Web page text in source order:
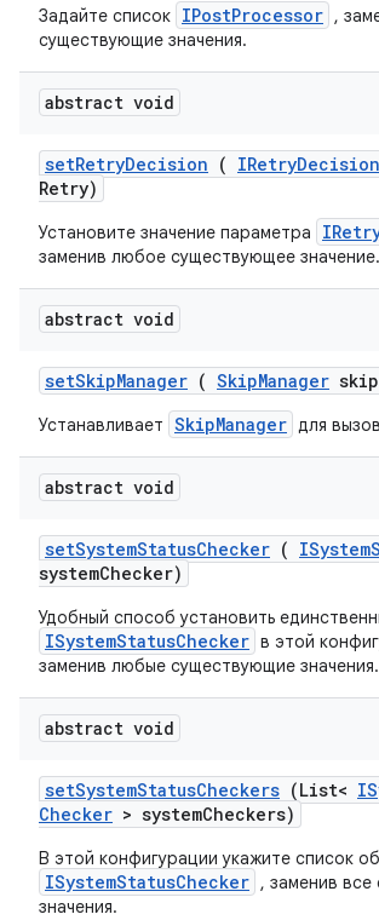
Задайте список IPostProcessor ,
существующие значения.
abstract void
setRetryDecision ( IRetryDecision
Retry)
Установите значение параметра
заменив любое существующее значение.
abstract void
setSkipManager ( SkipManager skip
Устанавливает SkipManager для
abstract void
setSystemStatusChecker ( ISystem
systemChecker)
Удобный способ установить
ISystemStatusChecker в этой
заменив любые существующие значения.
abstract void
setSystemStatusCheckers (List<
Checker > systemCheckers)
В этой конфигурации укажите список
ISystemStatusChecker , заменив
значения.